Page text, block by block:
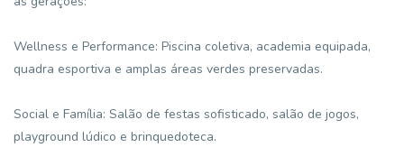
Wellness e Performance: Piscina coletiva, academia equipada,
quadra esportiva e amplas áreas verdes preservadas.
Social e Família: Salão de festas sofisticado, salão de jogos,
playground lúdico e brinquedoteca.